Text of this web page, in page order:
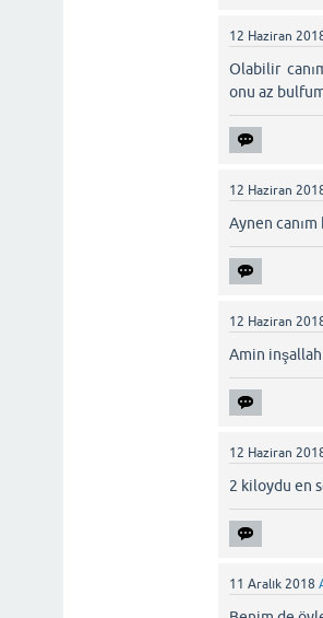
12 Haziran
Olabilir
onu az
12 Haziran
Aynen
12 Haziran
Amin inşallah
12 Haziran
2 kiloydu en
11 Aralık 2018